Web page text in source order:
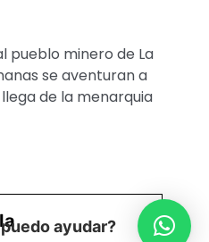
pueblo minero de La
se aventuran a
de la menarquia
ayudar?